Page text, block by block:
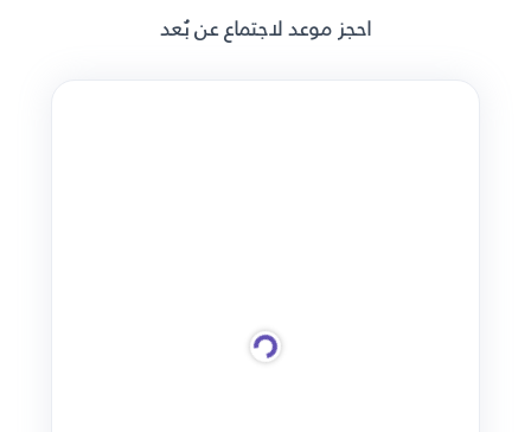
احجز موعد لاجتماع عن بُعد